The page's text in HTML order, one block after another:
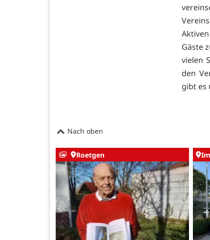
Gäste
vielen
den
gibt es
Nach oben
Roetgen